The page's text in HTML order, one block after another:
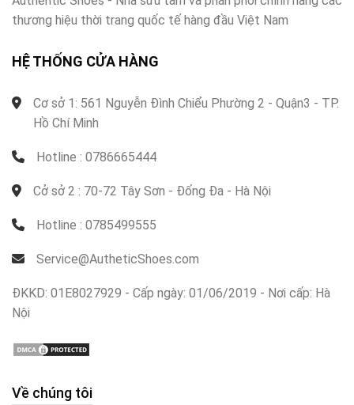
thương hiệu thời trang quốc tế hàng đầu Việt Nam
HỆ THỐNG CỬA HÀNG
Cơ sở 1: 561 Nguyễn Đình Chiểu Phường 2 - Quận3 - TP.
Hồ Chí Minh
Hotline : 0786665444
Cở sở 2 : 70-72 Tây Sơn - Đống Đa - Hà Nội
Hotline : 0785499555
Service@AutheticShoes.com
ĐKKD: 01E8027929 - Cấp ngày: 01/06/2019 - Nơi cấp: Hà
Nội
Về chúng tôi